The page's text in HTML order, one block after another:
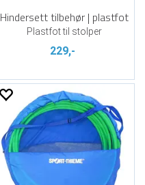
Hindersett tilbehør | plastfot
Plastfot til stolper
229,-